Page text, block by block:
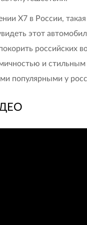
X7 в России,
этот
российских
и стильным
популярными у